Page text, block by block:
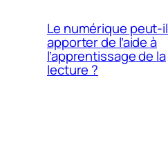
Le numérique peut-il
apporter de l’aide à
l’apprentissage de la
lecture ?